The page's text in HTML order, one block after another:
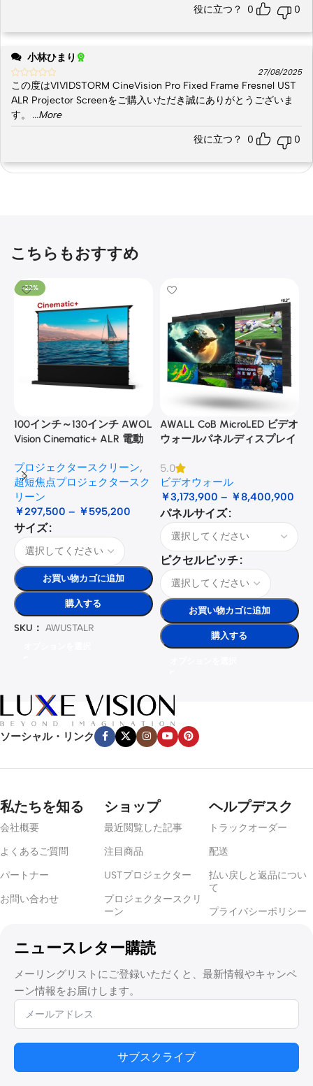
役に立つ？ 0 0
小林ひまり
27/08/2025
この度はVIVIDSTORM CineVision Pro Fixed Frame Fresnel UST
ALR Projector Screenをご購入いただき誠にありがとうございま
す。
...More
役に立つ？ 0 0
こちらもおすすめ
-22%
100インチ～130インチ AWOL
Vision Cinematic+ ALR 電動
プロジェクタースクリーン,
超短焦点プロジェクタースク
リーン
￥297,500 – ￥595,200
サイズ
お買い物カゴに追加
購入する
SKU： AWUSTALR
AWALL CoB MicroLED ビデオ
ウォールパネルディスプレイ
5.0
ビデオウォール
￥3,173,900 – ￥8,400,900
パネルサイズ
ピクセルピッチ
お買い物カゴに追加
購入する
ソーシャル・リンク
私たちを知る
会社概要
よくあるご質問
パートナー
お問い合わせ
ショップ
最近閲覧した記事
注目商品
USTプロジェクター
プロジェクタースクリ
ーン
ヘルプデスク
トラックオーダー
配送
払い戻しと返品につい
て
プライバシーポリシー
ニュースレター購読
メーリングリストにご登録いただくと、最新情報やキャンペ
ーン情報をお届けします。
サブスクライブ